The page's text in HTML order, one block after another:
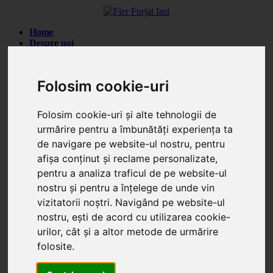
Folosim cookie-uri
Folosim cookie-uri și alte tehnologii de
urmărire pentru a îmbunătăți experiența ta
de navigare pe website-ul nostru, pentru
afișa conținut și reclame personalizate,
pentru a analiza traficul de pe website-ul
nostru și pentru a înțelege de unde vin
vizitatorii noștri. Navigând pe website-ul
nostru, ești de acord cu utilizarea cookie-
urilor, cât și a altor metode de urmărire
folosite.
Home
Despre noi
Poarta din fier forjat (137)
Porti din fier cu lemn (47)
Poarta din fier si tabla (11)
Automatizari porti
Porti batante (4)
Porti culisante (3)
Reduceri
Articole
Info Montaj(1)
Info Structuri
(3)
Portofoliu
Portofoliu complet
Prezentare portofoliu
Husi - Vaslui - Gard din fier forjat si lemn
Vatra Dornei - Gard din fier forjat G005
Targu Frumos - Porti si gard din fier forjat